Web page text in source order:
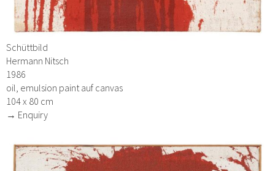
Schüttbild
Hermann Nitsch
1986
oil, emulsion paint auf canvas
104 x 80 cm
→ Enquiry